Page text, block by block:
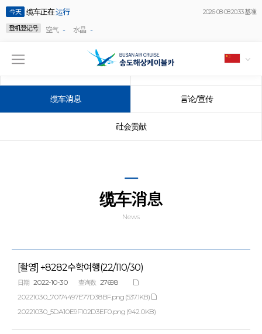
今天 缆车正在运行
2026-08-08 20:33 基准
登机登记号
空气 - 水晶 -
缆车消息 言论/宣传
社会贡献
缆车消息
News
[촬영] +8282수학여행(22/110/30)
日期 2022-10-30 查询数
27698
20221030_70174497E77D38BF.png (537.1KB)
20221030_5DA10E9F102D3EF0.png (942.0KB)